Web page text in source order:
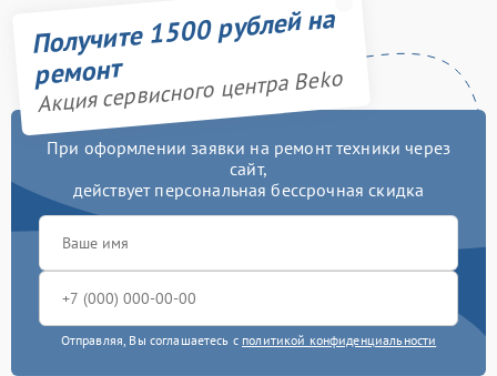
Получите 1500 рублей на
ремонт
Акция сервисного центра Beko
При оформлении заявки на ремонт техники через
сайт,
действует персональная бессрочная скидка
Отправляя, Вы соглашаетесь с политикой конфиденциальности